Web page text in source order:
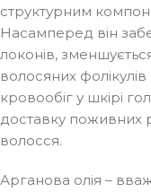
структурним
Насамперед він
локонів,
волосяних
кровообіг у шкірі
доставку поживних
волосся.
Арганова олія –